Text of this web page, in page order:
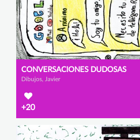
CONVERSACIONES DUDOSAS
Dibujos, Javier
+20